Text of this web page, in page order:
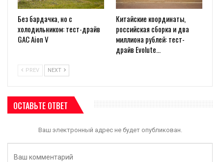
Без бардачка, но с
холодильником: тест-драйв
GAC Aion V
Китайские координаты,
российская сборка и два
миллиона рублей: тест-
драйв Evolute…
PREV NEXT
ОСТАВЬТЕ ОТВЕТ
Ваш электронный адрес не будет опубликован.